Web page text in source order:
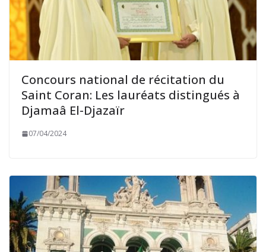
Concours national de récitation du
Saint Coran: Les lauréats distingués à
Djamaâ El-Djazaïr
07/04/2024